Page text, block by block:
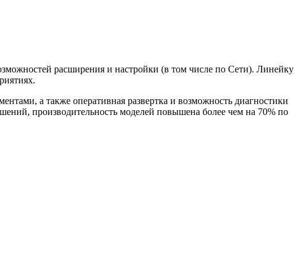
расширения и настройки (в том числе по Сети). Линейку
а также оперативная развертка и возможность диагностики
производительность моделей повышена более чем на 70% по